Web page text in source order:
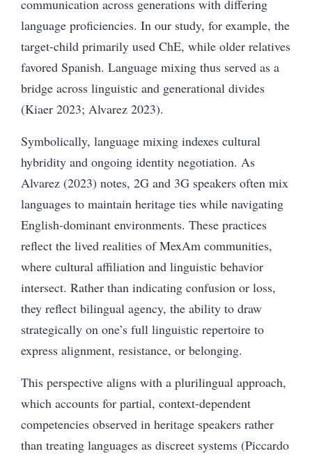
communication across generations with differing
language proficiencies. In our study, for example, the
target-child primarily used ChE, while older relatives
favored Spanish. Language mixing thus served as a
bridge across linguistic and generational divides
(Kiaer 2023; Alvarez 2023).
Symbolically, language mixing indexes cultural
hybridity and ongoing identity negotiation. As
Alvarez (2023) notes, 2G and 3G speakers often mix
languages to maintain heritage ties while navigating
English-dominant environments. These practices
reflect the lived realities of MexAm communities,
where cultural affiliation and linguistic behavior
intersect. Rather than indicating confusion or loss,
they reflect bilingual agency, the ability to draw
strategically on one’s full linguistic repertoire to
express alignment, resistance, or belonging.
This perspective aligns with a plurilingual approach,
which accounts for partial, context-dependent
competencies observed in heritage speakers rather
than treating languages as discreet systems (Piccardo